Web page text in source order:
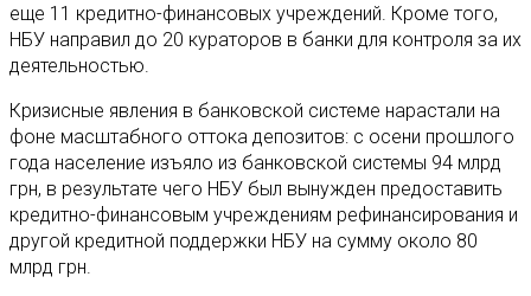
еще 11 кредитно-финансовых учреждений. Кроме того,
НБУ направил до 20 кураторов в банки для контроля за их
деятельностью.
Кризисные явления в банковской системе нарастали на
фоне масштабного оттока депозитов: с осени прошлого
года население изъяло из банковской системы 94 млрд
грн, в результате чего НБУ был вынужден предоставить
кредитно-финансовым учреждениям рефинансирования и
другой кредитной поддержки НБУ на сумму около 80
млрд грн.